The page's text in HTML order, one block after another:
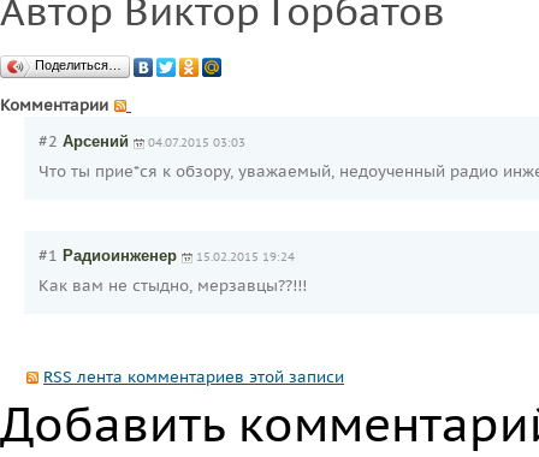
Автор Виктор Горбатов
Поделиться…
Комментарии
#2 Арсений 04.07.2015 03:03
Что ты прие*ся к обзору, уважаемый, недоученный радио
#1 Радиоинженер 15.02.2015 19:24
Как вам не стыдно, мерзавцы??!!!
RSS лента комментариев этой записи
Добавить